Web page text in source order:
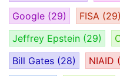
Google (29) FISA (29)
Jeffrey Epstein (29)
Bill Gates (28) NIAID